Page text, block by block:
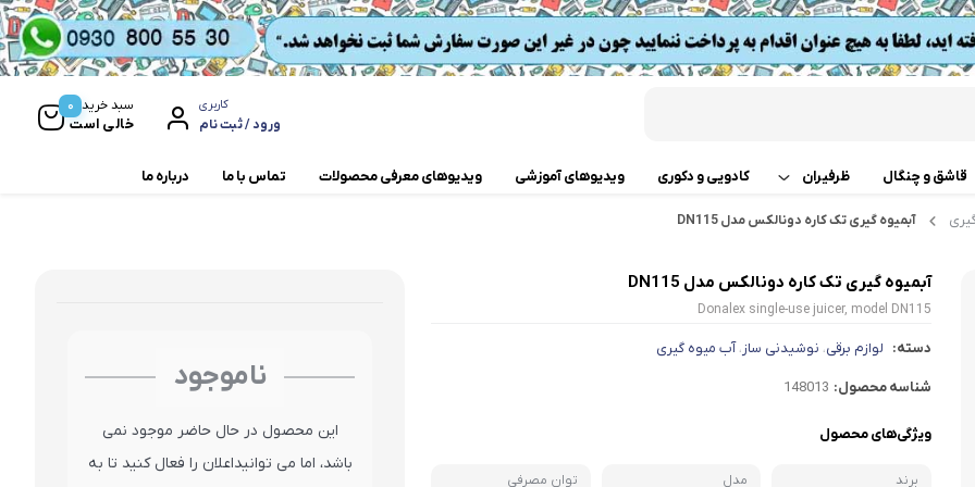
کاربری
ورود / ثبت نام
سبد خرید
خالی است
0
قاشق و چنگال ظرفیران
تابه دو دسته
تابه تک دسته
کادویی و دکوری ویدیوهای آموزشی ویدیوهای معرفی محصولات تماس با ما درباره ما
آبمیوه گیری تک کاره دونالکس مدل DN115
آبمیوه گیری تک کاره دونالکس مدل DN115
Donalex single-use juicer, model DN115
دسته: لوازم برقی، نوشیدنی ساز،آب میوه گیری
شناسه محصول: 148013
ویژگی‌های محصول
برند مدل توان مصرفی
ناموجود
این محصول در حال حاضر موجود نمی
باشد، اما می توانیداعلان را فعال کنید تا به